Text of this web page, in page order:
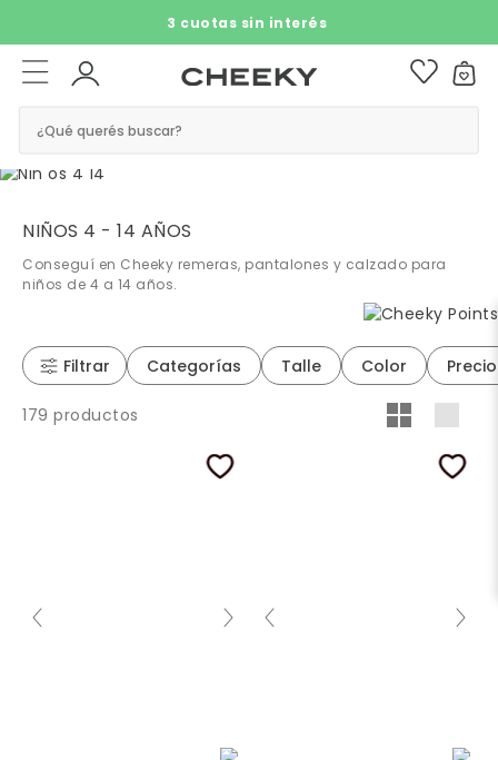
3 cuotas sin interés​ ​
¿Qué querés buscar?
NIÑOS 4 - 14 AÑOS
Conseguí en Cheeky remeras, pantalones y calzado para
niños de 4 a 14 años.
Filtrar Categorías Talle Color Precio
179 productos